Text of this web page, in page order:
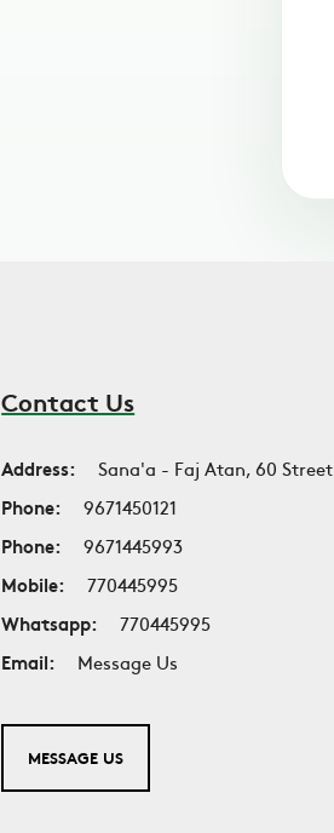
Contact Us
Address:
Sana'a - Faj Atan, 60 Street
Phone:
9671450121
Phone:
9671445993
Mobile:
770445995
Whatsapp:
770445995
Email:
Message Us
MESSAGE US